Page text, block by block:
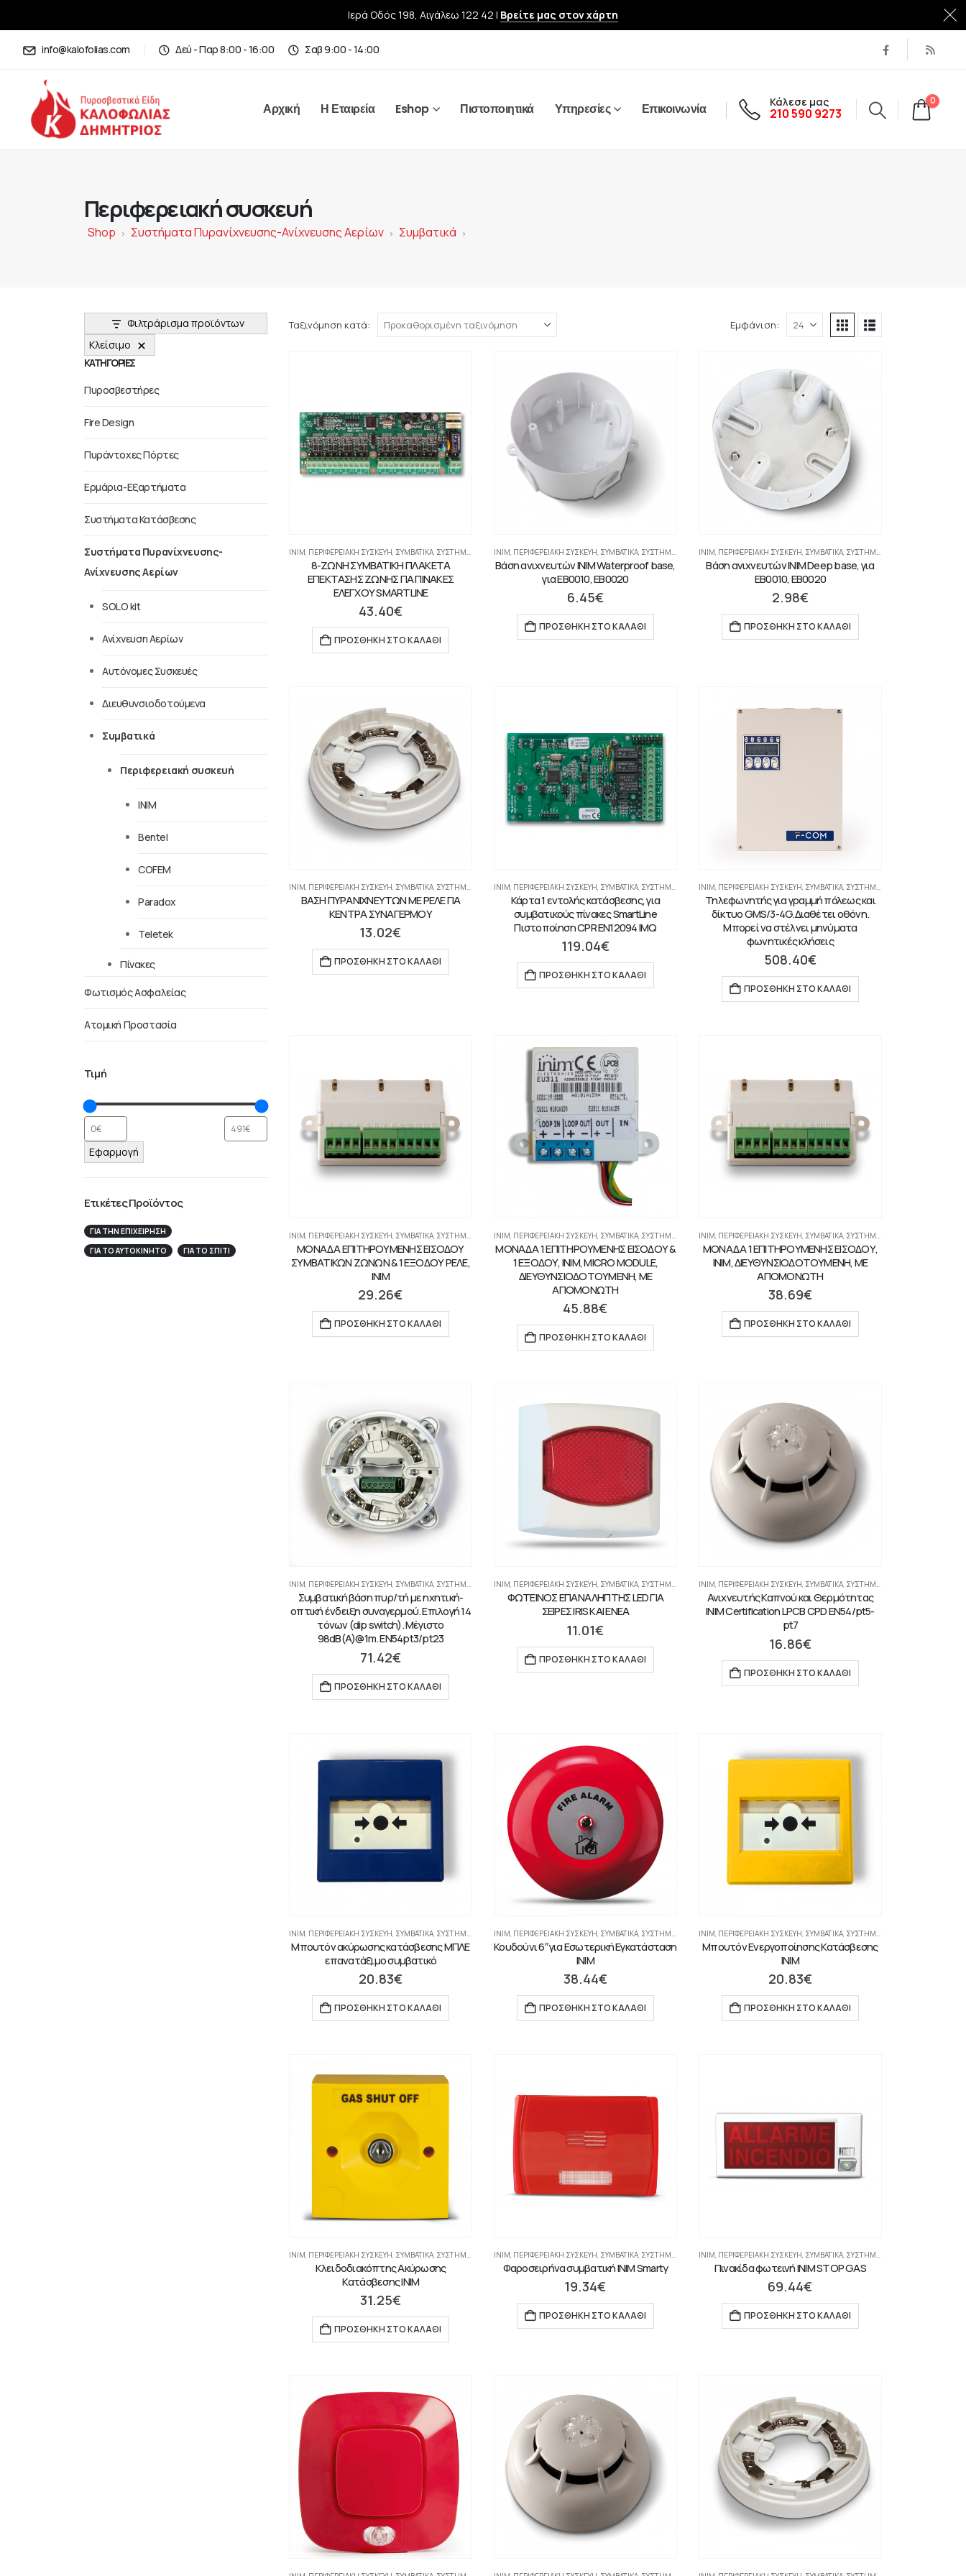
Ιερά Οδός 198, Αιγάλεω 122 42 | Βρείτε μας στον χάρτη
info@kalofolias.com Δεύ - Παρ 8:00 - 16:00 Σαβ 9:00 - 14:00
Αρχική Η Εταιρεία Eshop Πιστοποιητικά Υπηρεσίες Επικοινωνία Κάλεσε μας
210 590 9273
0
Περιφερειακή συσκευή
Shop > Συστήματα Πυρανίχνευσης-Ανίχνευσης Αερίων > Συμβατικά >
Ταξινόμηση κατά: Εμφάνιση:
INIM, ΠΕΡΙΦΕΡΕΙΑΚΉ ΣΥΣΚΕΥΉ, ΣΥΜΒΑΤΙΚΆ, ΣΥΣΤΉΜΑΤΑ ΠΥΡΑΝΊΧΝΕΥΣΗΣ-ΑΝΊΧΝΕΥΣΗΣ ΑΕΡΊΩΝ
8-ΖΩΝΗ ΣΥΜΒΑΤΙΚΗ ΠΛΑΚΕΤΑ
ΕΠΕΚΤΑΣΗΣ ΖΩΝΗΣ ΓΙΑ ΠΙΝΑΚΕΣ
ΕΛΕΓΧΟΥ SMARTLINE
43.40€
ΠΡΟΣΘΉΚΗ ΣΤΟ ΚΑΛΆΘΙ
INIM, ΠΕΡΙΦΕΡΕΙΑΚΉ ΣΥΣΚΕΥΉ, ΣΥΜΒΑΤΙΚΆ, ΣΥΣΤΉΜΑΤΑ ΠΥΡΑΝΊΧΝΕΥΣΗΣ-ΑΝΊΧΝΕΥΣΗΣ ΑΕΡΊΩΝ
Βάση ανιχνευτών INIM Waterproof base,
για EB0010, EB0020
6.45€
ΠΡΟΣΘΉΚΗ ΣΤΟ ΚΑΛΆΘΙ
INIM, ΠΕΡΙΦΕΡΕΙΑΚΉ ΣΥΣΚΕΥΉ, ΣΥΜΒΑΤΙΚΆ, ΣΥΣΤΉΜΑΤΑ ΠΥΡΑΝΊΧΝΕΥΣΗΣ-ΑΝΊΧΝΕΥΣΗΣ ΑΕΡΊΩΝ
Βάση ανιχνευτών INIM Deep base, για
EB0010, EB0020
2.98€
ΠΡΟΣΘΉΚΗ ΣΤΟ ΚΑΛΆΘΙ
INIM, ΠΕΡΙΦΕΡΕΙΑΚΉ ΣΥΣΚΕΥΉ, ΣΥΜΒΑΤΙΚΆ, ΣΥΣΤΉΜΑΤΑ ΠΥΡΑΝΊΧΝΕΥΣΗΣ-ΑΝΊΧΝΕΥΣΗΣ ΑΕΡΊΩΝ
ΒΑΣΗ ΠΥΡΑΝΙΧΝΕΥΤΩΝ ΜΕ ΡΕΛΕ ΓΙΑ
ΚΕΝΤΡΑ ΣΥΝΑΓΕΡΜΟΥ
13.02€
ΠΡΟΣΘΉΚΗ ΣΤΟ ΚΑΛΆΘΙ
INIM, ΠΕΡΙΦΕΡΕΙΑΚΉ ΣΥΣΚΕΥΉ, ΣΥΜΒΑΤΙΚΆ, ΣΥΣΤΉΜΑΤΑ ΠΥΡΑΝΊΧΝΕΥΣΗΣ-ΑΝΊΧΝΕΥΣΗΣ ΑΕΡΊΩΝ
Κάρτα 1 εντολής κατάσβεσης, για
συμβατικούς πίνακες SmartLine
Πιστοποίηση CPR EN12094 IMQ
119.04€
ΠΡΟΣΘΉΚΗ ΣΤΟ ΚΑΛΆΘΙ
INIM, ΠΕΡΙΦΕΡΕΙΑΚΉ ΣΥΣΚΕΥΉ, ΣΥΜΒΑΤΙΚΆ, ΣΥΣΤΉΜΑΤΑ ΠΥΡΑΝΊΧΝΕΥΣΗΣ-ΑΝΊΧΝΕΥΣΗΣ ΑΕΡΊΩΝ
Τηλεφωνητής για γραμμή πόλεως και
δίκτυο GMS/3-4G.Διαθέτει οθόνη.
Μπορεί να στέλνει μηνύματα
φωνητικές κλήσεις
508.40€
ΠΡΟΣΘΉΚΗ ΣΤΟ ΚΑΛΆΘΙ
INIM, ΠΕΡΙΦΕΡΕΙΑΚΉ ΣΥΣΚΕΥΉ, ΣΥΜΒΑΤΙΚΆ, ΣΥΣΤΉΜΑΤΑ ΠΥΡΑΝΊΧΝΕΥΣΗΣ-ΑΝΊΧΝΕΥΣΗΣ ΑΕΡΊΩΝ
ΜΟΝΑΔΑ ΕΠΙΤΗΡΟΥΜΕΝΗΣ ΕΙΣΟΔΟΥ
ΣΥΜΒΑΤΙΚΩΝ ΖΩΝΩΝ & 1 ΕΞΟΔΟΥ ΡΕΛΕ,
INIM
29.26€
ΠΡΟΣΘΉΚΗ ΣΤΟ ΚΑΛΆΘΙ
INIM, ΠΕΡΙΦΕΡΕΙΑΚΉ ΣΥΣΚΕΥΉ, ΣΥΜΒΑΤΙΚΆ, ΣΥΣΤΉΜΑΤΑ ΠΥΡΑΝΊΧΝΕΥΣΗΣ-ΑΝΊΧΝΕΥΣΗΣ ΑΕΡΊΩΝ
ΜΟΝΑΔΑ 1 ΕΠΙΤΗΡΟΥΜΕΝΗΣ ΕΙΣΟΔΟΥ &
1 ΕΞΟΔΟΥ, INIM, MICRO MODULE,
ΔΙΕΥΘΥΝΣΙΟΔΟΤΟΥΜΕΝΗ, ΜΕ
ΑΠΟΜΟΝΩΤΗ
45.88€
ΠΡΟΣΘΉΚΗ ΣΤΟ ΚΑΛΆΘΙ
INIM, ΠΕΡΙΦΕΡΕΙΑΚΉ ΣΥΣΚΕΥΉ, ΣΥΜΒΑΤΙΚΆ, ΣΥΣΤΉΜΑΤΑ ΠΥΡΑΝΊΧΝΕΥΣΗΣ-ΑΝΊΧΝΕΥΣΗΣ ΑΕΡΊΩΝ
ΜΟΝΑΔΑ 1 ΕΠΙΤΗΡΟΥΜΕΝΗΣ ΕΙΣΟΔΟΥ,
INIM, ΔΙΕΥΘΥΝΣΙΟΔΟΤΟΥΜΕΝΗ, ΜΕ
ΑΠΟΜΟΝΩΤΗ
38.69€
ΠΡΟΣΘΉΚΗ ΣΤΟ ΚΑΛΆΘΙ
INIM, ΠΕΡΙΦΕΡΕΙΑΚΉ ΣΥΣΚΕΥΉ, ΣΥΜΒΑΤΙΚΆ, ΣΥΣΤΉΜΑΤΑ ΠΥΡΑΝΊΧΝΕΥΣΗΣ-ΑΝΊΧΝΕΥΣΗΣ ΑΕΡΊΩΝ
Συμβατική βάση πυρ/τή με ηχητική-
οπτική ένδειξη συναγερμού. Επιλογή 14
τόνων (dip switch). Μέγιστο
98dB(A)@1m. EN54pt3/pt23
71.42€
ΠΡΟΣΘΉΚΗ ΣΤΟ ΚΑΛΆΘΙ
INIM, ΠΕΡΙΦΕΡΕΙΑΚΉ ΣΥΣΚΕΥΉ, ΣΥΜΒΑΤΙΚΆ, ΣΥΣΤΉΜΑΤΑ ΠΥΡΑΝΊΧΝΕΥΣΗΣ-ΑΝΊΧΝΕΥΣΗΣ ΑΕΡΊΩΝ
ΦΩΤΕΙΝΟΣ ΕΠΑΝΑΛΗΠΤΗΣ LED ΓΙΑ
ΣΕΙΡΕΣ IRIS ΚΑΙ ENEA
11.01€
ΠΡΟΣΘΉΚΗ ΣΤΟ ΚΑΛΆΘΙ
INIM, ΠΕΡΙΦΕΡΕΙΑΚΉ ΣΥΣΚΕΥΉ, ΣΥΜΒΑΤΙΚΆ, ΣΥΣΤΉΜΑΤΑ ΠΥΡΑΝΊΧΝΕΥΣΗΣ-ΑΝΊΧΝΕΥΣΗΣ ΑΕΡΊΩΝ
Ανιχνευτής Καπνού και Θερμότητας
INIM Certification LPCB CPD EN54/pt5-
pt7
16.86€
ΠΡΟΣΘΉΚΗ ΣΤΟ ΚΑΛΆΘΙ
INIM ΠΕΡΙΦΕΡΕΙΑΚΉ ΣΥΣΚΕΥΉ ΣΥΜΒΑΤΙΚΆ ΣΥΣΤΉΜΑΤΑ ΠΥΡΑΝΊΧΝΕΥΣΗΣ-ΑΝΊΧΝΕΥΣΗΣ ΑΕΡΊΩΝ
Μπουτόν ακύρωσης κατάσβεσης ΜΠΛΕ
επανατάξιμο συμβατικό
20.83€
ΠΡΟΣΘΉΚΗ ΣΤΟ ΚΑΛΆΘΙ
INIM ΠΕΡΙΦΕΡΕΙΑΚΉ ΣΥΣΚΕΥΉ ΣΥΜΒΑΤΙΚΆ, ΣΥΣΤΉΜΑΤΑ ΠΥΡΑΝΊΧΝΕΥΣΗΣ-ΑΝΊΧΝΕΥΣΗΣ ΑΕΡΊΩΝ
Κουδούνι 6″ για Εσωτερική Εγκατάσταση
INIM
38.44€
ΠΡΟΣΘΉΚΗ ΣΤΟ ΚΑΛΆΘΙ
INIM ΠΕΡΙΦΕΡΕΙΑΚΉ ΣΥΣΚΕΥΉ ΣΥΜΒΑΤΙΚΆ, ΣΥΣΤΉΜΑΤΑ ΠΥΡΑΝΊΧΝΕΥΣΗΣ-ΑΝΊΧΝΕΥΣΗΣ ΑΕΡΊΩΝ
Μπουτόν Ενεργοποίησης Κατάσβεσης
INIM
20.83€
ΠΡΟΣΘΉΚΗ ΣΤΟ ΚΑΛΆΘΙ
INIM ΠΕΡΙΦΕΡΕΙΑΚΉ ΣΥΣΚΕΥΉ ΣΥΜΒΑΤΙΚΆ ΣΥΣΤΉΜΑΤΑ ΠΥΡΑΝΊΧΝΕΥΣΗΣ-ΑΝΊΧΝΕΥΣΗΣ ΑΕΡΊΩΝ
Κλειδοδιακόπτης Aκύρωσης
Kατάσβεσης INIM
31.25€
ΠΡΟΣΘΉΚΗ ΣΤΟ ΚΑΛΆΘΙ
INIM ΠΕΡΙΦΕΡΕΙΑΚΉ ΣΥΣΚΕΥΉ ΣΥΜΒΑΤΙΚΆ, ΣΥΣΤΉΜΑΤΑ ΠΥΡΑΝΊΧΝΕΥΣΗΣ-ΑΝΊΧΝΕΥΣΗΣ ΑΕΡΊΩΝ
Φαροσειρήνα συμβατική INIM Smarty
19.34€
ΠΡΟΣΘΉΚΗ ΣΤΟ ΚΑΛΆΘΙ
INIM ΠΕΡΙΦΕΡΕΙΑΚΉ ΣΥΣΚΕΥΉ ΣΥΜΒΑΤΙΚΆ, ΣΥΣΤΉΜΑΤΑ ΠΥΡΑΝΊΧΝΕΥΣΗΣ-ΑΝΊΧΝΕΥΣΗΣ ΑΕΡΊΩΝ
Πινακίδα φωτεινή INIM STOP GAS
69.44€
ΠΡΟΣΘΉΚΗ ΣΤΟ ΚΑΛΆΘΙ
Φιλτράρισμα προϊόντων
Κλείσιμο
ΚΑΤΗΓΟΡΙΕΣ
Πυροσβεστήρες
Fire Design
Πυράντοχες Πόρτες
Ερμάρια-Εξαρτήματα
Συστήματα Κατάσβεσης
Συστήματα Πυρανίχνευσης-
Ανίχνευσης Αερίων
SOLO kit
Ανίχνευση Αερίων
Αυτόνομες Συσκευές
Διευθυνσιοδοτούμενα
Συμβατικά
Περιφερειακή συσκευή
INIM
Bentel
COFEM
Paradox
Teletek
Πίνακες
Φωτισμός Ασφαλείας
Ατομική Προστασία
Τιμή
Εφαρμογή
Ετικέτες Προϊόντος
ΓΙΑ ΤΗΝ ΕΠΙΧΕΊΡΗΣΉ
ΓΙΑ ΤΟ ΑΥΤΟΚΊΝΗΤΟ
ΓΙΑ ΤΟ ΣΠΙΤΙ